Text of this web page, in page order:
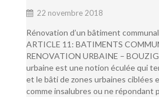
22 novembre 2018
Rénovation d’un bâtiment
ARTICLE 11: BATIMENTS
RENOVATION URBAINE –
urbaine est une notion éculée qui
et le bâti de zones urbaines ciblées
comme insalubres ou ne répondant